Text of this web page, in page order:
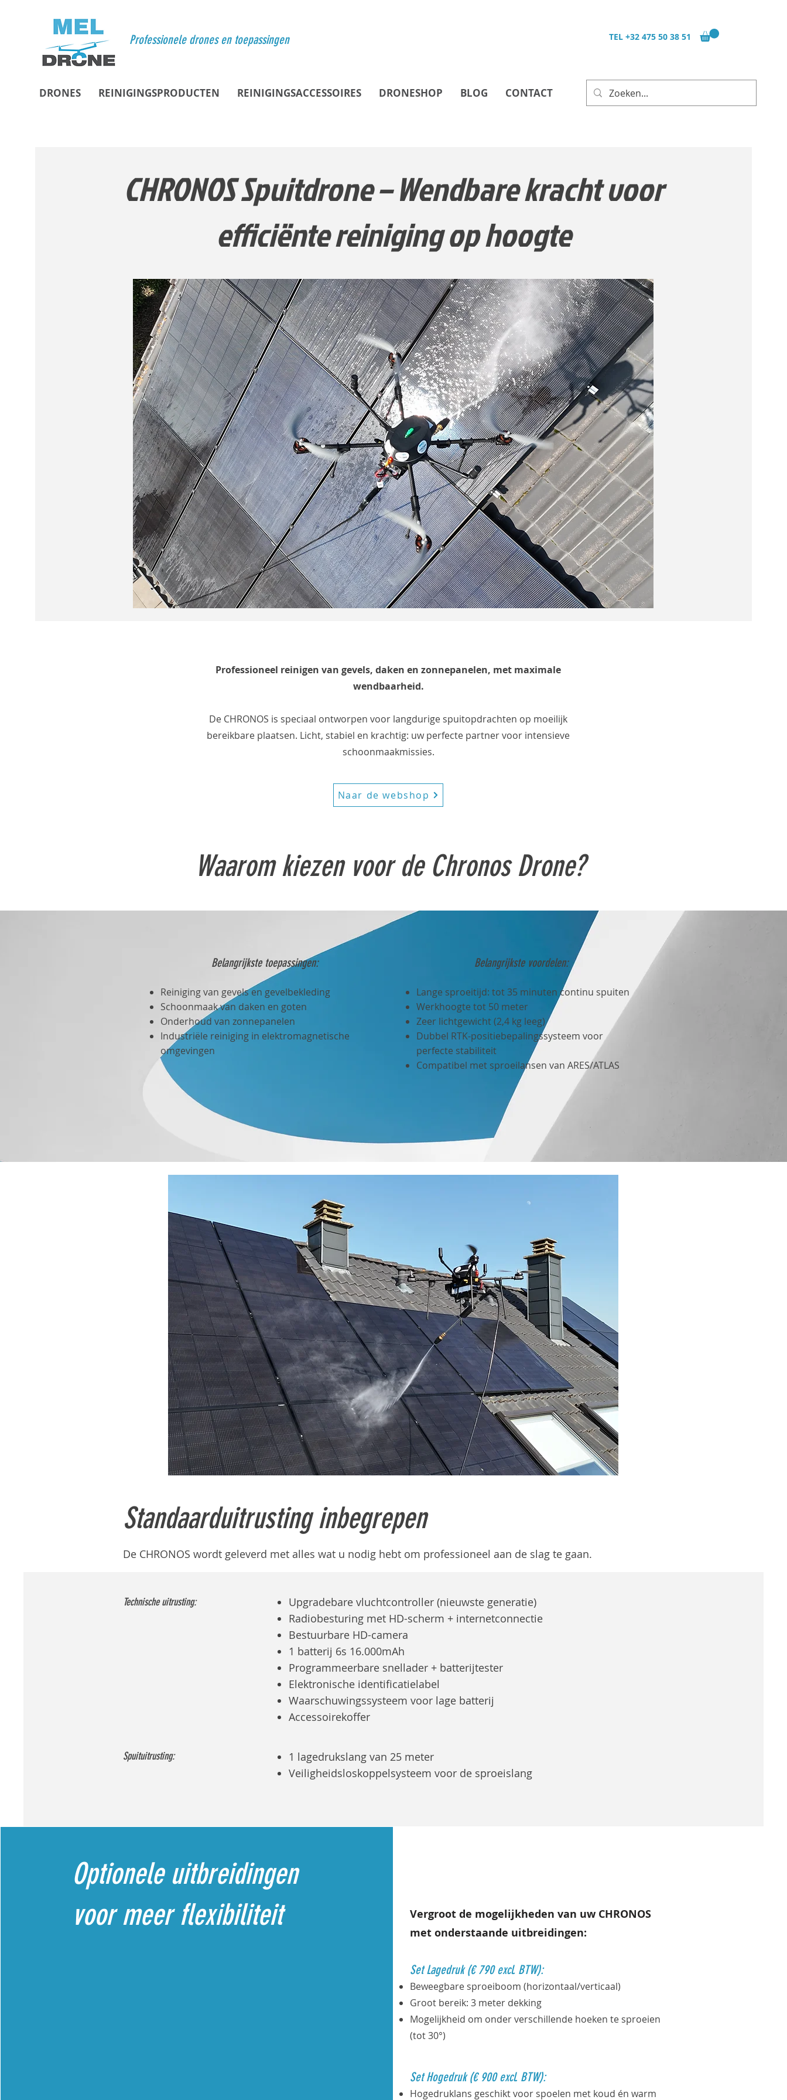
Professionele drones en toepassingen
DRONES REINIGINGSPRODUCTEN REINIGINGSACCESSOIRES DRONESHOP BLOG CONTACT
TEL +32 475 50 38 51
CHRONOS Spuitdrone – Wendbare kracht voor
efficiënte reiniging op hoogte
Professioneel reinigen van gevels, daken en zonnepanelen, met maximale
wendbaarheid.
De CHRONOS is speciaal ontworpen voor langdurige spuitopdrachten op moeilijk
bereikbare plaatsen. Licht, stabiel en krachtig: uw perfecte partner voor intensieve
schoonmaakmissies.
Naar de webshop
Waarom kiezen voor de Chronos Drone?
Belangrijkste toepassingen:
Reiniging van gevels en gevelbekleding
Schoonmaak van daken en goten
Onderhoud van zonnepanelen
Industriële reiniging in elektromagnetische
omgevingen
Belangrijkste voordelen:
Lange sproeitijd: tot 35 minuten continu spuiten
Werkhoogte tot 50 meter
Zeer lichtgewicht (2,4 kg leeg)
Dubbel RTK-positiebepalingssysteem voor
perfecte stabiliteit
Compatibel met sproeilansen van ARES/ATLAS
Standaarduitrusting inbegrepen
De CHRONOS wordt geleverd met alles wat u nodig hebt om professioneel aan de slag te gaan.
Technische uitrusting:
Upgradebare vluchtcontroller (nieuwste generatie)
Radiobesturing met HD-scherm + internetconnectie
Bestuurbare HD-camera
1 batterij 6s 16.000mAh
Programmeerbare snellader + batterijtester
Elektronische identificatielabel
Waarschuwingssysteem voor lage batterij
Accessoirekoffer
Spuituitrusting:
1 lagedrukslang van 25 meter
Veiligheidsloskoppelsysteem voor de sproeislang
Optionele uitbreidingen
voor meer flexibiliteit
Vergroot de mogelijkheden van uw CHRONOS
met onderstaande uitbreidingen:
Set Lagedruk (€ 790 excl. BTW):
Beweegbare sproeiboom (horizontaal/verticaal)
Groot bereik: 3 meter dekking
Mogelijkheid om onder verschillende hoeken te sproeien
(tot 30°)
Set Hogedruk (€ 900 excl. BTW):
Hogedruklans geschikt voor spoelen met koud én warm